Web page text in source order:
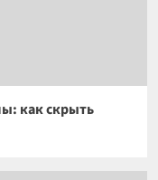
как скрыть